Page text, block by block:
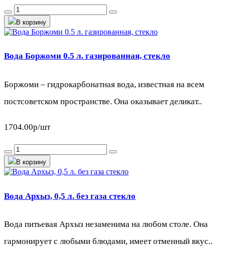
В корзину
Вода Боржоми 0.5 л. газированная, стекло
Боржоми – гидрокарбонатная вода, известная на всем
постсоветском пространстве. Она оказывает деликат..
1704.00р/шт
В корзину
Вода Архыз, 0,5 л. без газа стекло
Вода питьевая Архыз незаменима на любом столе. Она
гармонирует с любыми блюдами, имеет отменный вкус..